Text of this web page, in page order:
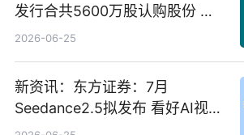
发行合共5600万股认购股份 净
筹约1007万港元 独家焦点
2026-06-25
新资讯：东方证券：7月
Seedance2.5拟发布 看好AI视频
创作工作流进一步提效